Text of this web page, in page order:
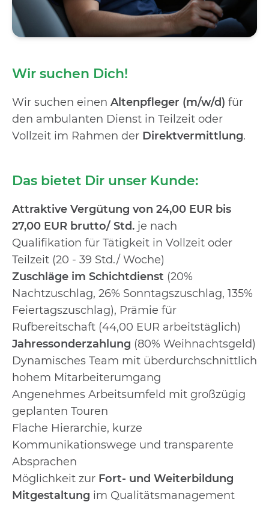
Wir suchen Dich!
Wir suchen einen Altenpfleger (m/w/d) für
den ambulanten Dienst in Teilzeit oder
Vollzeit im Rahmen der Direktvermittlung.
Das bietet Dir unser Kunde:
Attraktive Vergütung von 24,00 EUR bis
27,00 EUR brutto/ Std. je nach
Qualifikation für Tätigkeit in Vollzeit oder
Teilzeit (20 - 39 Std./ Woche)
Zuschläge im Schichtdienst (20%
Nachtzuschlag, 26% Sonntagszuschlag, 135%
Feiertagszuschlag), Prämie für
Rufbereitschaft (44,00 EUR arbeitstäglich)
Jahressonderzahlung (80% Weihnachtsgeld)
Dynamisches Team mit überdurchschnittlich
hohem Mitarbeiterumgang
Angenehmes Arbeitsumfeld mit großzügig
geplanten Touren
Flache Hierarchie, kurze
Kommunikationswege und transparente
Absprachen
Möglichkeit zur Fort- und Weiterbildung
Mitgestaltung im Qualitätsmanagement